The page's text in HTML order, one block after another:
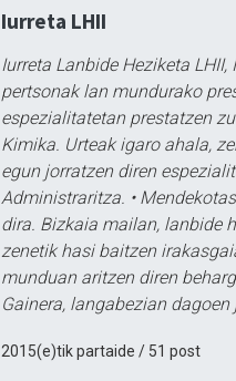
Iurreta LHII
Iurreta Lanbide Heziketa
pertsonak lan mundurako
espezialitatetan prestatzen
Kimika. Urteak igaro ahala,
egun jorratzen diren
Administraritza. •
dira. Bizkaia mailan, lanbide
zenetik hasi baitzen
munduan aritzen diren
Gainera, langabezian
2015(e)tik partaide / 51 post